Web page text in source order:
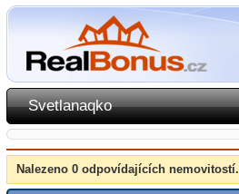
Svetlanaqko
Nalezeno 0 odpovídajících nemovitostí.